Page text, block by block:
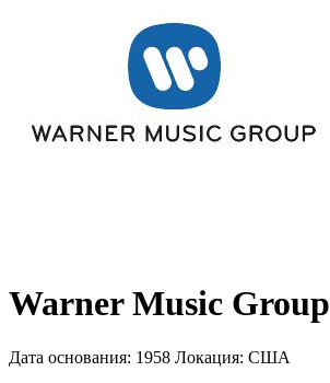
Warner Music Group
Дата основания: 1958 Локация: США